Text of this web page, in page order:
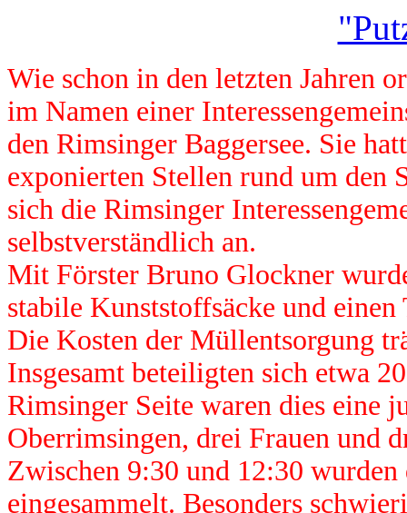
Wie schon in den letzten Jahren
im Namen einer
den Rimsinger Baggersee. Sie
exponierten Stellen rund um den
sich die Rimsinger
selbstverständlich an.
Mit Förster Bruno Glockner
stabile Kunststoffsäcke und
Die Kosten der Müllentsorgung
Insgesamt beteiligten sich etwa
Rimsinger Seite waren dies eine
Oberrimsingen, drei Frauen und
Zwischen 9:30 und 12:30
eingesammelt. Besonders